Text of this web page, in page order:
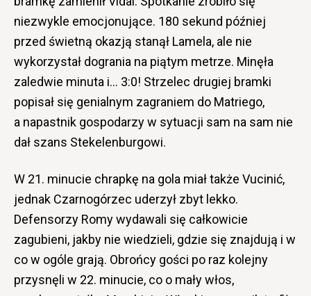
niezwykle emocjonujące. 180 sekund później
przed świetną okazją stanął Lamela, ale nie
wykorzystał dogrania na piątym metrze. Minęła
zaledwie minuta i… 3:0! Strzelec drugiej bramki
popisał się genialnym zagraniem do Matriego,
a napastnik gospodarzy w sytuacji sam na sam nie
dał szans Stekelenburgowi.
W 21. minucie chrapkę na gola miał także Vucinić,
jednak Czarnogórzec uderzył zbyt lekko.
Defensorzy Romy wydawali się całkowicie
zagubieni, jakby nie wiedzieli, gdzie się znajdują i w
co w ogóle grają. Obrońcy gości po raz kolejny
przysnęli w 22. minucie, co o mały włos,